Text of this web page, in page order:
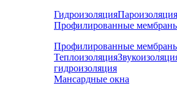
ГидроизоляцияПароизоляция
Профилированные
Профилированные
Теплоизоляция
гидроизоляция
Мансардные окна